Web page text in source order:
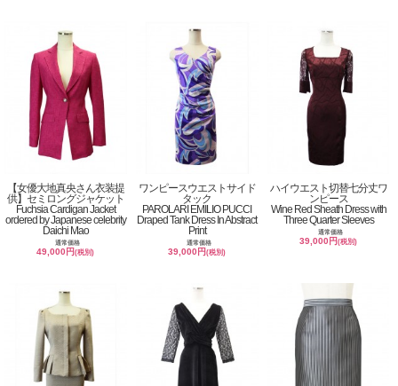
【女優大地真央さん衣装提
供】セミロングジャケット
Fuchsia Cardigan Jacket
ordered by Japanese celebrity
Daichi Mao
通常価格
49,000円(税別)
ワンピースウエストサイド
タック
PAROLARI EMILIO PUCCI
Draped Tank Dress In Abstract
Print
通常価格
39,000円(税別)
ハイウエスト切替七分丈ワ
ンピース
Wine Red Sheath Dress with
Three Quarter Sleeves
通常価格
39,000円(税別)